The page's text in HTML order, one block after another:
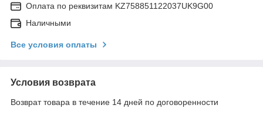
Оплата по реквизитам KZ758851122037UK9G00
Наличными
Все условия оплаты
Условия возврата
Возврат товара в течение 14 дней по договоренности